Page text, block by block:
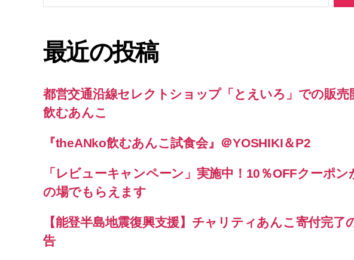
最近の投稿
都営交通沿線セレクトショップ「とえいろ」での販売
飲むあんこ
『theANko飲むあんこ試食会』＠YOSHIKI＆P2
「レビューキャンペーン」実施中！10％OFFクーポン
の場でもらえます
【能登半島地震復興支援】チャリティあんこ寄付完了
告